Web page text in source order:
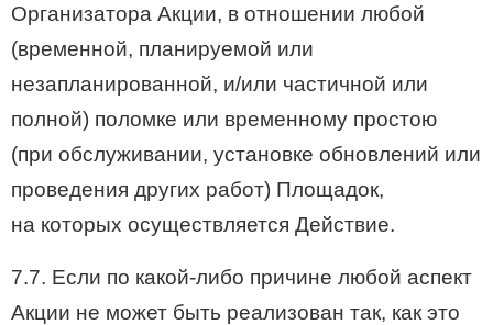
Организатора Акции, в отношении любой
(временной, планируемой или
незапланированной, и/или частичной или
полной) поломке или временному простою
(при обслуживании, установке обновлений или
проведения других работ) Площадок,
на которых осуществляется Действие.
7.7. Если по какой-либо причине любой аспект
Акции не может быть реализован так, как это